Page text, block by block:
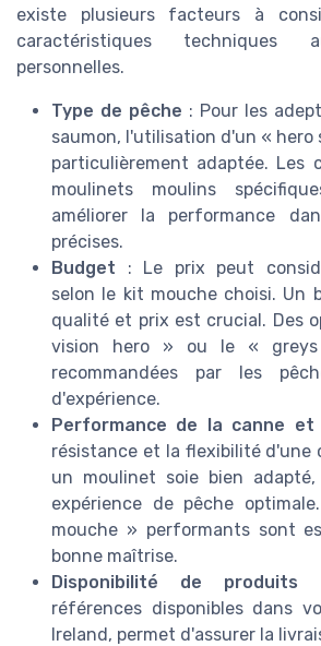
existe plusieurs facteurs à
caractéristiques techniques
personnelles.
Type de pêche : Pour les
saumon, l'utilisation d'un « hero
particulièrement adaptée. Les
moulinets moulins
améliorer la performance
précises.
Budget : Le prix peut
selon le kit mouche choisi. Un
qualité et prix est crucial. Des
vision hero » ou le «
recommandées par les
d'expérience.
Performance de la canne et
résistance et la flexibilité d'une
un moulinet soie bien
expérience de pêche
mouche » performants sont
bonne maîtrise.
Disponibilité de produits :
références disponibles dans
Ireland, permet d'assurer la